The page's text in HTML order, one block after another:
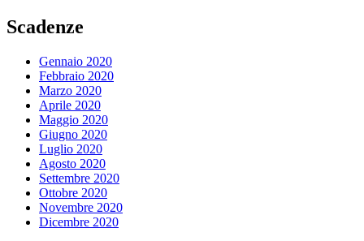
Scadenze
Gennaio 2020
Febbraio 2020
Marzo 2020
Aprile 2020
Maggio 2020
Giugno 2020
Luglio 2020
Agosto 2020
Settembre 2020
Ottobre 2020
Novembre 2020
Dicembre 2020